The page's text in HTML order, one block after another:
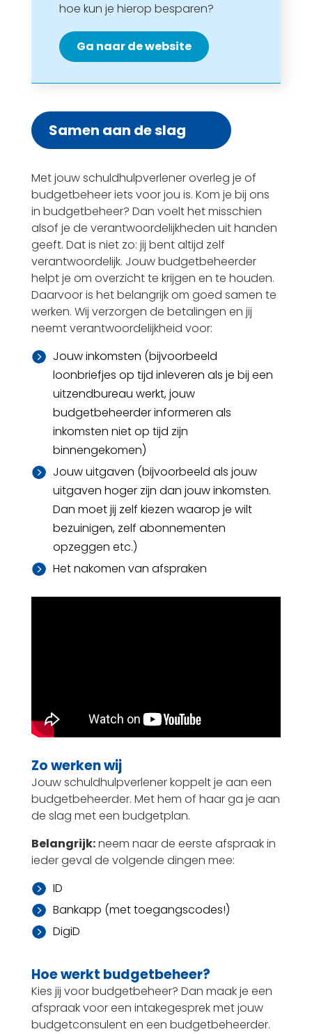
hoe kun je hierop besparen?
Ga naar de website
Samen aan de slag
Met jouw schuldhulpverlener overleg je of
budgetbeheer iets voor jou is. Kom je bij ons
in budgetbeheer? Dan voelt het misschien
alsof je de verantwoordelijkheden uit handen
geeft. Dat is niet zo: jij bent altijd zelf
verantwoordelijk. Jouw budgetbeheerder
helpt je om overzicht te krijgen en te houden.
Daarvoor is het belangrijk om goed samen te
werken. Wij verzorgen de betalingen en jij
neemt verantwoordelijkheid voor:
 Jouw inkomsten (bijvoorbeeld
loonbriefjes op tijd inleveren als je bij een
uitzendbureau werkt, jouw
budgetbeheerder informeren als
inkomsten niet op tijd zijn
binnengekomen)
 Jouw uitgaven (bijvoorbeeld als jouw
uitgaven hoger zijn dan jouw inkomsten.
Dan moet jij zelf kiezen waarop je wilt
bezuinigen, zelf abonnementen
opzeggen etc.)
 Het nakomen van afspraken
Zo werken wij
Jouw schuldhulpverlener koppelt je aan een
budgetbeheerder. Met hem of haar ga je aan
de slag met een budgetplan.
Belangrijk:neem naar de eerste afspraak in
ieder geval de volgende dingen mee:
 ID
 Bankapp (met toegangscodes!)
 DigiD
Hoe werkt budgetbeheer?
Kies jij voor budgetbeheer? Dan maak je een
afspraak voor een intakegesprek met jouw
budgetconsulent en een budgetbeheerder.